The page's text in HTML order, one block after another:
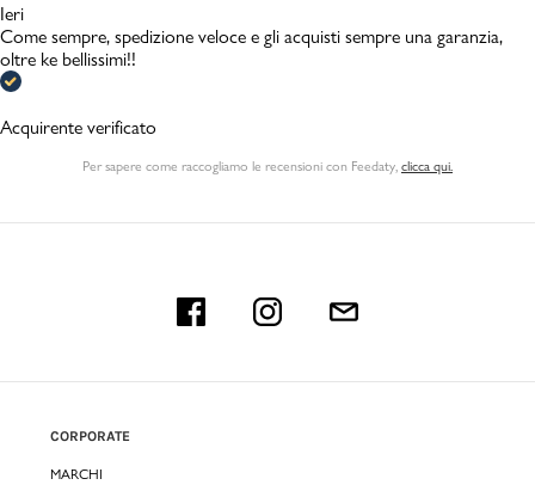
Ieri
Come sempre, spedizione veloce e gli acquisti sempre una garanzia,
oltre ke bellissimi!!
Acquirente verificato
Per sapere come raccogliamo le recensioni con Feedaty, clicca qui.
CORPORATE
MARCHI